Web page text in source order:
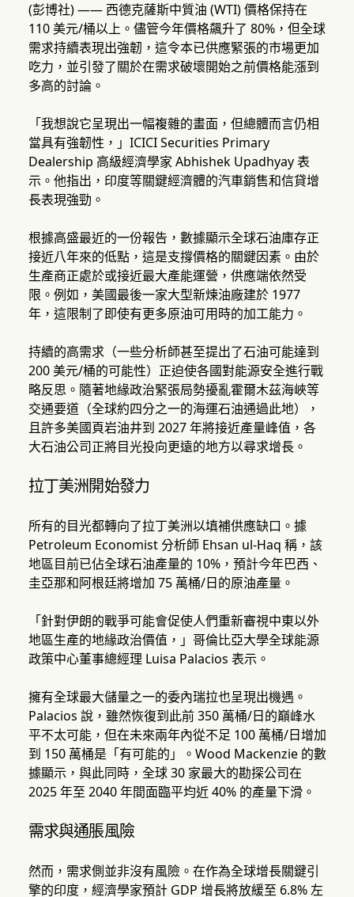
(彭博社) —— 西德克薩斯中質油 (WTI) 價格保持在
110 美元/桶以上。儘管今年價格飆升了 80%，但全球
需求持續表現出強韌，這令本已供應緊張的市場更加
吃力，並引發了關於在需求破壞開始之前價格能漲到
多高的討論。
「我想說它呈現出一幅複雜的畫面，但總體而言仍相
當具有強韌性，」ICICI Securities Primary
Dealership 高級經濟學家 Abhishek Upadhyay 表
示。他指出，印度等關鍵經濟體的汽車銷售和信貸增
長表現強勁。
根據高盛最近的一份報告，數據顯示全球石油庫存正
接近八年來的低點，這是支撐價格的關鍵因素。由於
生產商正處於或接近最大產能運營，供應端依然受
限。例如，美國最後一家大型新煉油廠建於 1977
年，這限制了即使有更多原油可用時的加工能力。
持續的高需求（一些分析師甚至提出了石油可能達到
200 美元/桶的可能性）正迫使各國對能源安全進行戰
略反思。隨著地緣政治緊張局勢擾亂霍爾木茲海峽等
交通要道（全球約四分之一的海運石油通過此地），
且許多美國頁岩油井到 2027 年將接近產量峰值，各
大石油公司正將目光投向更遠的地方以尋求增長。
拉丁美洲開始發力
所有的目光都轉向了拉丁美洲以填補供應缺口。據
Petroleum Economist 分析師 Ehsan ul-Haq 稱，該
地區目前已佔全球石油產量的 10%，預計今年巴西、
圭亞那和阿根廷將增加 75 萬桶/日的原油產量。
「針對伊朗的戰爭可能會促使人們重新審視中東以外
地區生產的地緣政治價值，」哥倫比亞大學全球能源
政策中心董事總經理 Luisa Palacios 表示。
擁有全球最大儲量之一的委內瑞拉也呈現出機遇。
Palacios 說，雖然恢復到此前 350 萬桶/日的巔峰水
平不太可能，但在未來兩年內從不足 100 萬桶/日增加
到 150 萬桶是「有可能的」。Wood Mackenzie 的數
據顯示，與此同時，全球 30 家最大的勘探公司在
2025 年至 2040 年間面臨平均近 40% 的產量下滑。
需求與通脹風險
然而，需求側並非沒有風險。在作為全球增長關鍵引
擎的印度，經濟學家預計 GDP 增長將放緩至 6.8% 左